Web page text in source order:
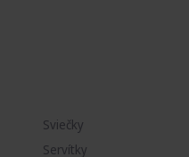
Sviečky
Servítky